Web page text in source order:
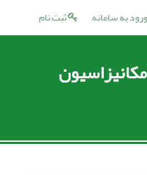
ثبت نام ورود به سامانه